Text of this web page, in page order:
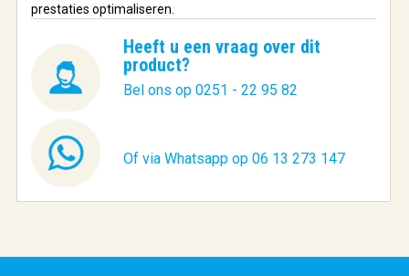
prestaties optimaliseren.
Heeft u een vraag over dit
product?
Bel ons op 0251 - 22 95 82
Of via Whatsapp op 06 13 273 147